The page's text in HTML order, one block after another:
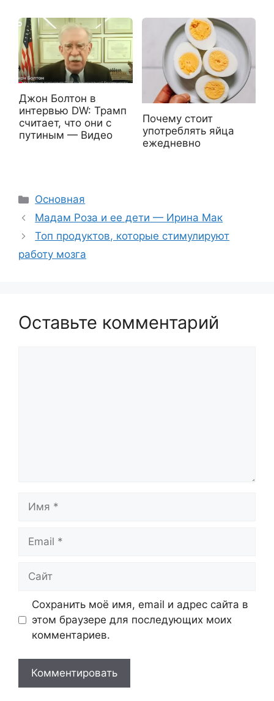
Джон Болтон в
интервью DW: Трамп
считает, что они с
путиным — Видео
Почему стоит
употреблять яйца
ежедневно
Рубрики
Основная
Мадам Роза и ее дети — Ирина Мак
Топ продуктов, которые стимулируют
работу мозга
Оставьте комментарий
Имя
Email
Сайт
Сохранить моё имя, email и адрес сайта в
этом браузере для последующих моих
комментариев.